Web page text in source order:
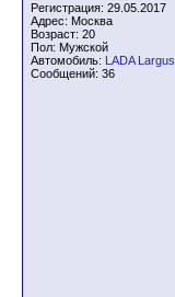
Регистрация: 29.05.2017
Адрес: Москва
Возраст: 20
Пол: Мужской
Автомобиль: LADA Largus
Сообщений: 36